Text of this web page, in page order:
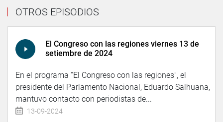
OTROS EPISODIOS
El Congreso con las regiones viernes 13 de
setiembre de 2024
En el programa “El Congreso con las regiones", el
presidente del Parlamento Nacional, Eduardo Salhuana,
mantuvo contacto con periodistas de...
13-09-2024